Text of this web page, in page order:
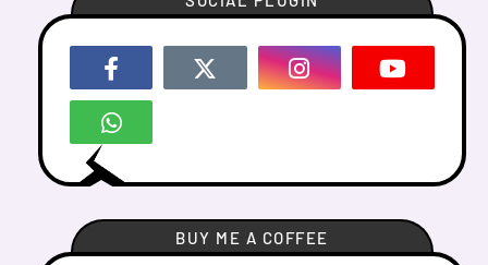
BUY ME A COFFEE